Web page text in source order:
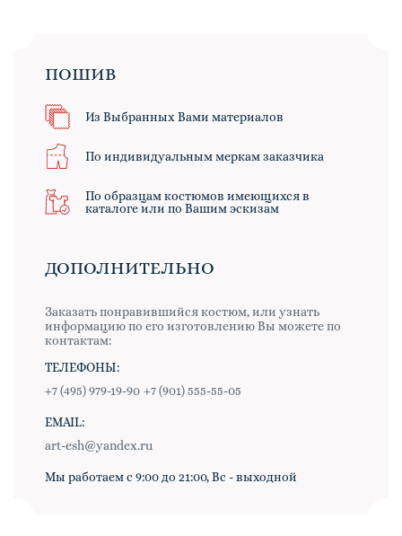
ПОШИВ
Из Выбранных Вами материалов
По индивидуальным меркам заказчика
По образцам костюмов имеющихся в
каталоге или по Вашим эскизам
ДОПОЛНИТЕЛЬНО
Заказать понравившийся костюм, или узнать
информацию по его изготовлению Вы можете по
контактам:
ТЕЛЕФОНЫ:
+7 (495) 979-19-90 +7 (901) 555-55-05
EMAIL:
art-esh@yandex.ru
Мы работаем с 9:00 до 21:00, Вс - выходной